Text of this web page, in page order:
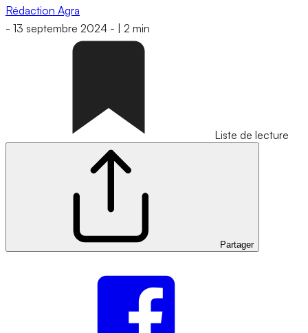
Rédaction Agra
- 13 septembre 2024 - 2 min
Liste de lecture
Partager